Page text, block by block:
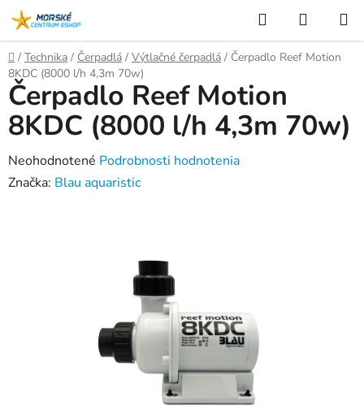
Prejsť
na
obsah
Hľadať
KOŠÍK
Domov
/ Technika / Čerpadlá / Výtlačné čerpadlá / Čerpadlo Reef Motion
8KDC (8000 l/h 4,3m 70w)
Čerpadlo Reef Motion
8KDC (8000 l/h 4,3m 70w)
Priemerné
hodnotenie
Neohodnotené Podrobnosti hodnotenia
Značka: Blau aquaristic